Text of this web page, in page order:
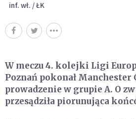
inf. wł. / ŁK
W meczu 4. kolejki Ligi
Poznań pokonał Manchester
prowadzenie w grupie A. O
przesądziła piorunująca